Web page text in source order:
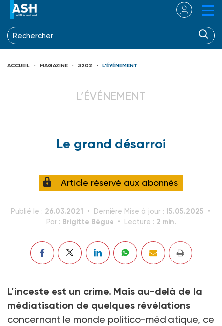
ACCUEIL MAGAZINE 3202 L’ÉVÉNEMENT
L’ÉVÉNEMENT
Le grand désarroi
Article réservé aux abonnés
Publié le : 26.03.2021 Dernière Mise à jour : 15.05.2025
Par : Brigitte Bègue Lecture : 2 min.
L’inceste est un crime. Mais au-delà de la
médiatisation de quelques révélations
concernant le monde politico-médiatique, ce